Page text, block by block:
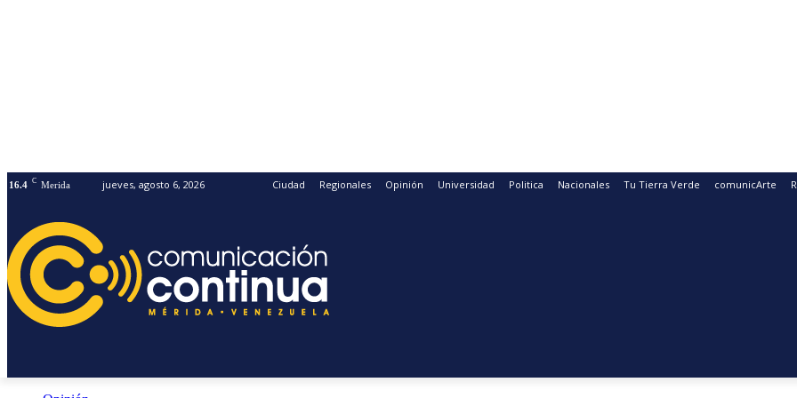
16.4 C Merida jueves, agosto 6, 2026 Ciudad Regionales Opinión Universidad Politica Nacionales Tu Tierra Verde comunicArte